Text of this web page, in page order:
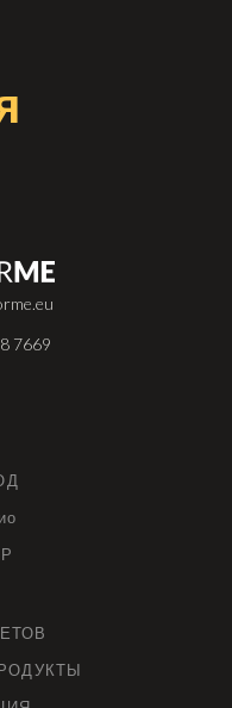
7669